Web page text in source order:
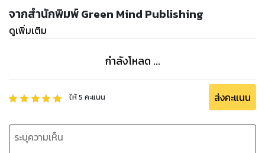
จากสำนักพิมพ์ Green Mind Publishing
ดูเพิ่มเติม
กำลังโหลด ...
ให้5 คะแนน ส่งคะแนน